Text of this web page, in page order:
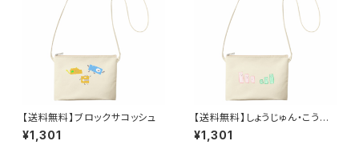
【送料無料】ブロックサコッシュ
¥1,301
【送料無料】しょうじゅん・こうじ
ゅんサコッシュ
¥1,301